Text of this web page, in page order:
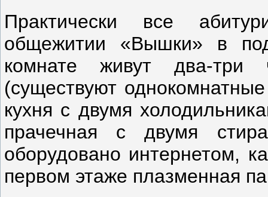
Практически все
общежитии «Вышки» в
комнате живут два-три
(существуют
кухня с двумя
прачечная с двумя
оборудовано интернетом,
первом этаже плазменная